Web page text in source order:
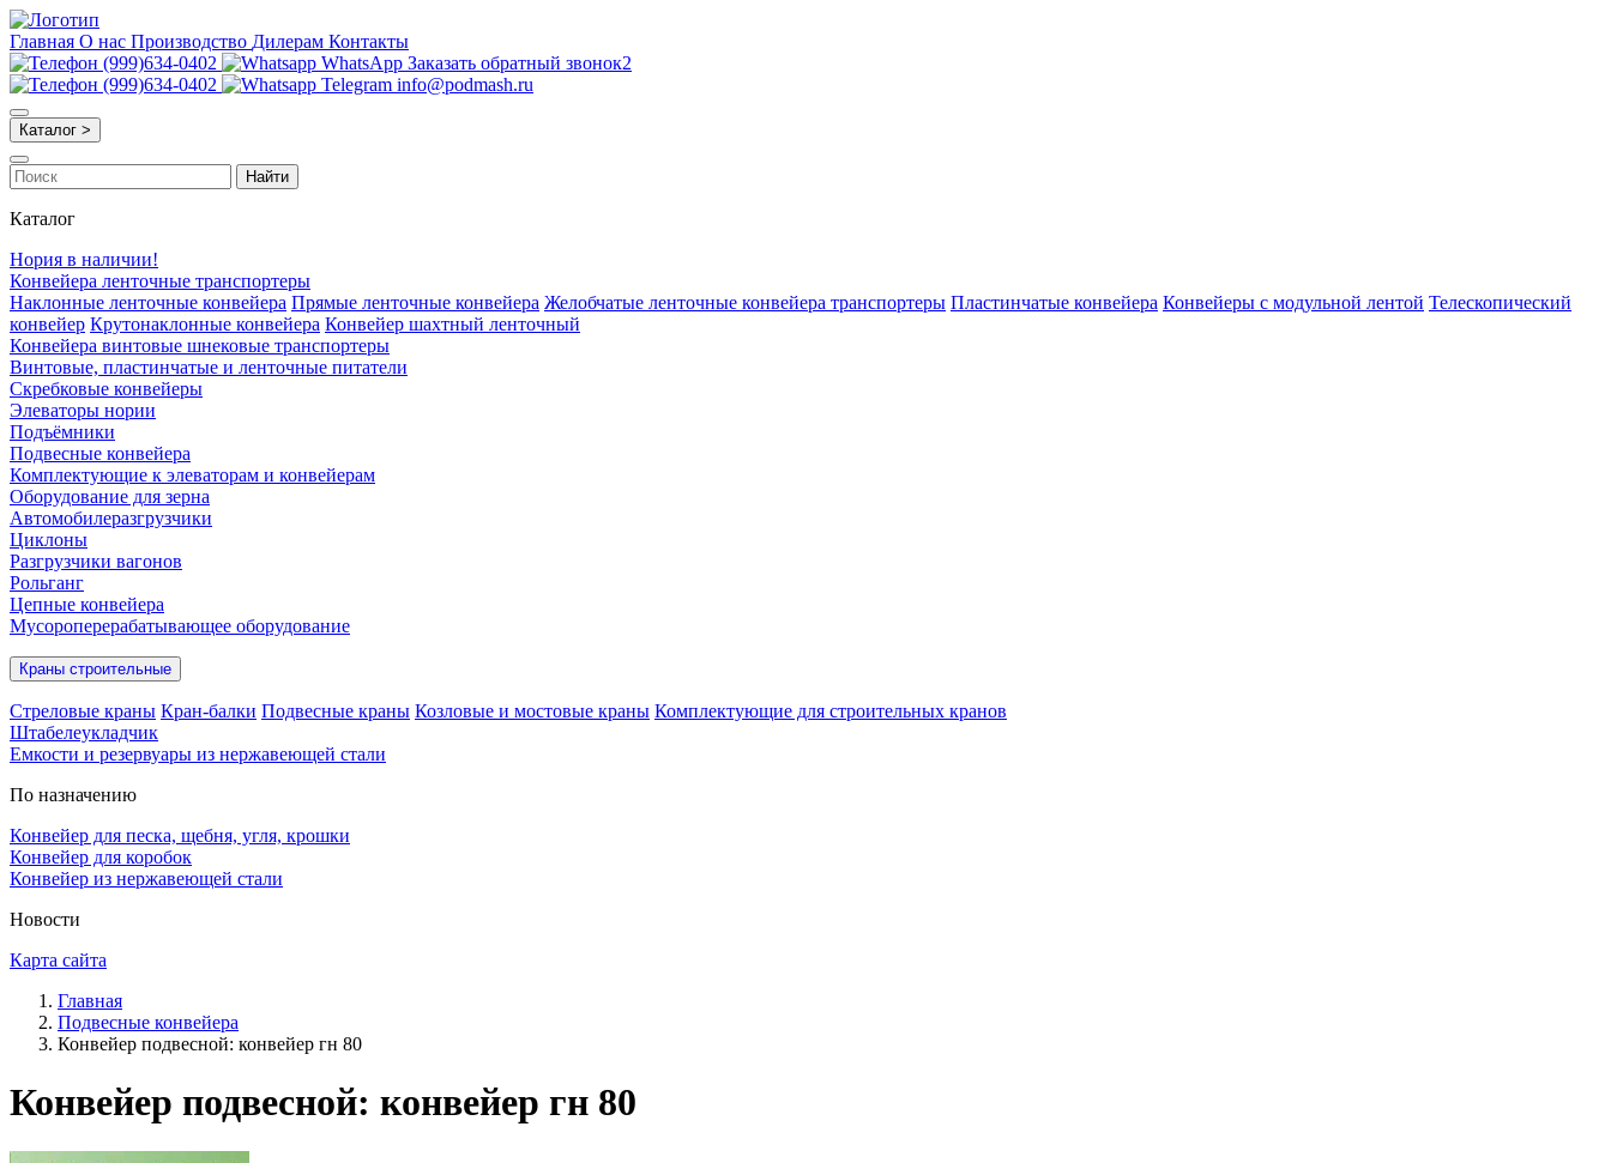
Главная О нас Производство Дилерам Контакты
(999)634-0402
WhatsApp Заказать обратный звонок2
(999)634-0402
Telegram info@podmash.ru
Каталог >
Найти
Каталог
Нория в наличии!
Конвейера ленточные транспортеры
Наклонные ленточные конвейера Прямые ленточные конвейера Желобчатые ленточные конвейера транспортеры Пластинчатые конвейера Конвейеры с модульной лентой Телескопический
конвейер Крутонаклонные конвейера Конвейер шахтный ленточный
Конвейера винтовые шнековые транспортеры
Винтовые, пластинчатые и ленточные питатели
Скребковые конвейеры
Элеваторы нории
Подъёмники
Подвесные конвейера
Комплектующие к элеваторам и конвейерам
Оборудование для зерна
Автомобилеразгрузчики
Циклоны
Разгрузчики вагонов
Рольганг
Цепные конвейера
Мусороперерабатывающее оборудование
Краны строительные
Стреловые краны Кран-балки Подвесные краны Козловые и мостовые краны Комплектующие для строительных кранов
Штабелеукладчик
Емкости и резервуары из нержавеющей стали
По назначению
Конвейер для песка, щебня, угля, крошки
Конвейер для коробок
Конвейер из нержавеющей стали
Новости
Карта сайта
Главная
Подвесные конвейера
Конвейер подвесной: конвейер гн 80
Конвейер подвесной: конвейер гн 80